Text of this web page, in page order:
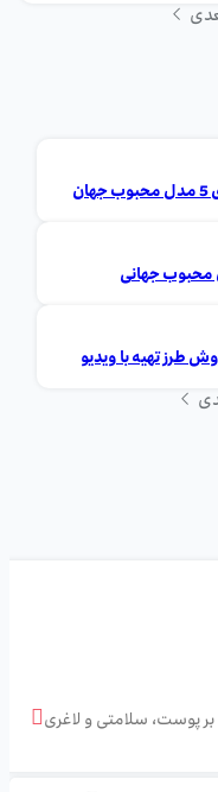
پوست، سلامتی و لاغری